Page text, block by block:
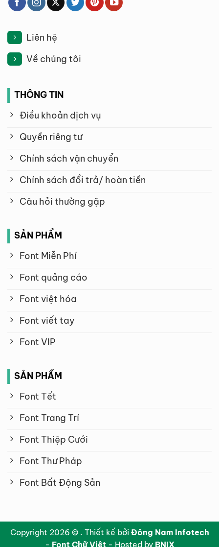
Liên hệ
Về chúng tôi
THÔNG TIN
Điều khoản dịch vụ
Quyền riêng tư
Chính sách vận chuyển
Chính sách đổi trả/ hoàn tiền
Câu hỏi thường gặp
SẢN PHẨM
Font Miễn Phí
Font quảng cáo
Font việt hóa
Font viết tay
Font VIP
SẢN PHẨM
Font Tết
Font Trang Trí
Font Thiệp Cưới
Font Thư Pháp
Font Bất Động Sản
Copyright 2026 © . Thiết kế bởi Đông Nam Infotech
- Font Chữ Việt- Hosted by BNIX